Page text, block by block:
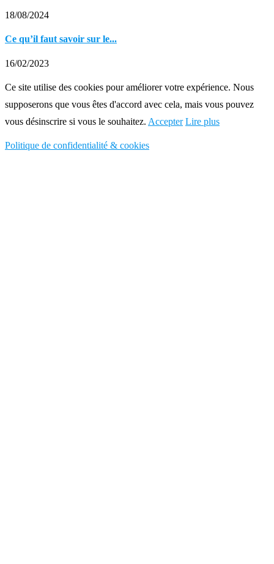
18/08/2024
Ce qu’il faut savoir sur le...
16/02/2023
Ce site utilise des cookies pour améliorer votre expérience. Nous
supposerons que vous êtes d'accord avec cela, mais vous pouvez
vous désinscrire si vous le souhaitez. Accepter Lire plus
Politique de confidentialité & cookies